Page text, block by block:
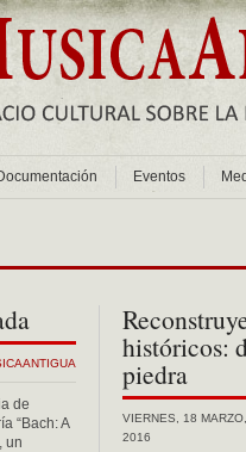
Eventos
de
“Bach: A
un
históricos:
piedra
VIERNES, 18 MARZO,
2016